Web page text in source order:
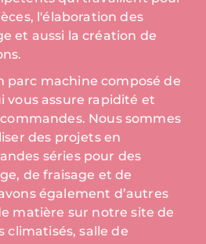
l'élaboration des
et aussi la création de
parc machine composé de
vous assure rapidité et
Nous sommes
des projets en
séries pour des
de fraisage et de
également d’autres
matière sur notre site de
climatisés, salle de